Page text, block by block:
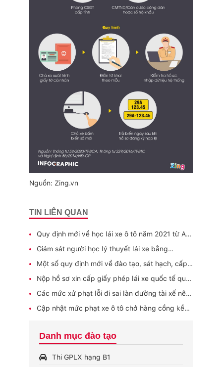
Nguồn: Zing.vn
TIN LIÊN QUAN
Quy định mới về học lái xe ô tô năm 2021 từ A-
Giám sát người học lý thuyết lái xe bằng
camera nhận dạng từ tháng 01 năm 2021
Một số quy định mới về đào tạo, sát hạch, cấp
giấy phép lái xe từ 01/2021
Nộp hồ sơ xin cấp giấy phép lái xe quốc tế qua
mạng, thực hiện thế nào?
Các mức xử phạt lỗi đi sai làn đường tài xế nên
Cập nhật mức phạt xe ô tô chở hàng cồng kềnh
Danh mục đào tạo
Thi GPLX hạng B1